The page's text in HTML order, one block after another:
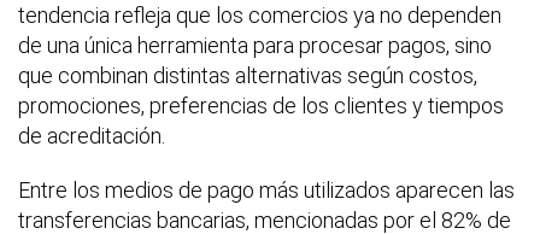
tendencia refleja que los comercios ya no dependen
de una única herramienta para procesar pagos, sino
que combinan distintas alternativas según costos,
promociones, preferencias de los clientes y tiempos
de acreditación.
Entre los medios de pago más utilizados aparecen las
transferencias bancarias, mencionadas por el 82% de